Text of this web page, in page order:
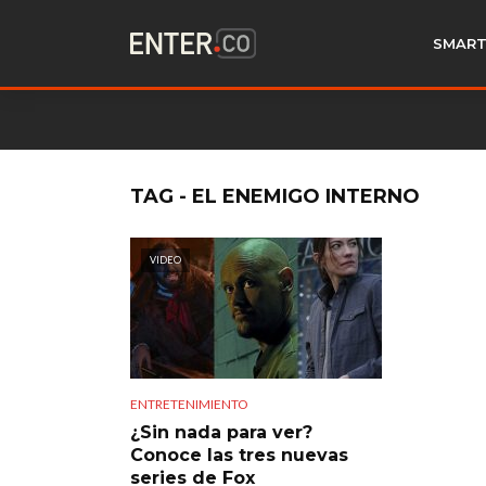
TAG - EL ENEMIGO INTERNO
VIDEO
ENTRETENIMIENTO
¿Sin nada para ver?
Conoce las tres nuevas
series de Fox